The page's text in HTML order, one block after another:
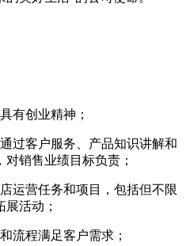
有创业精神；
过客户服务、产品知识讲解和
销售业绩目标负责；
运营任务和项目，包括但不限
活动；
流程满足客户需求；